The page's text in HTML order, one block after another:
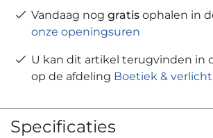
Vandaag nog gratis ophalen in
onze openingsuren
U kan dit artikel terugvinden in
op de afdeling Boetiek &
Specificaties